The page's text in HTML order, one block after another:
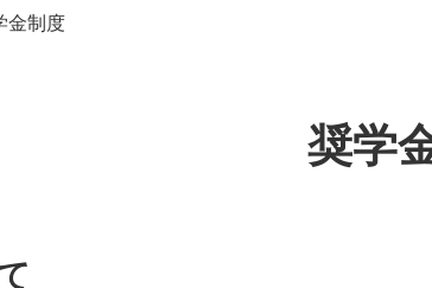
金制度
奨学